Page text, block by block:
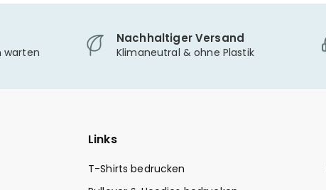
warten
Nachhaltiger Versand
Klimaneutral & ohne Plastik
Links
T-Shirts bedrucken